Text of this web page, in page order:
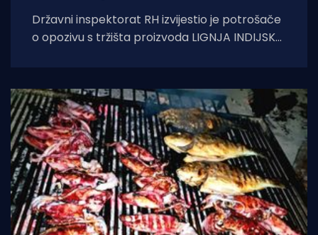
Državni inspektorat RH izvijestio je potrošače
o opozivu s tržišta proizvoda LIGNJA INDIJSKA